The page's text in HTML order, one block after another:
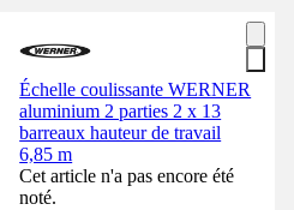
Échelle coulissante WERNER
aluminium 2 parties 2 x 13
barreaux hauteur de travail
6,85 m
Cet article n'a pas encore été
noté.